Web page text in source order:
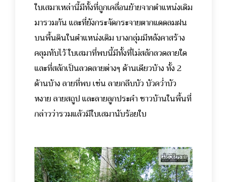
ใบเสมาเหล่านี้มีทั้งที่ถูกเคลื่อนย้ายจากตำแหน่งเดิม
มารวมกัน และที่ยังกระจัดกระจายตากแดดลมฝน
บนพื้นดินในตำแหน่งเดิม บางกลุ่มมีหลังคาสร้าง
คลุมทับไว้ ใบเสมาที่พบนี้มีทั้งที่ไม่สลักลวดลายใด
และที่สลักเป็นลวดลายต่างๆ ด้านเดียวบ้าง ทั้ง 2
ด้านบ้าง ลายที่พบ เช่น ลายกลีบบัว บัวคว่ำบัว
หงาย ลายสถูป และลายลูกประคำ ชาวบ้านในพื้นที่
กล่าวว่ารวมแล้วมีใบเสมานับร้อยใบ